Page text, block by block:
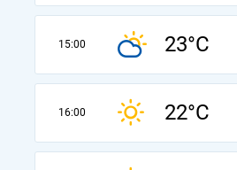
15:00 23°C
16:00 22°C